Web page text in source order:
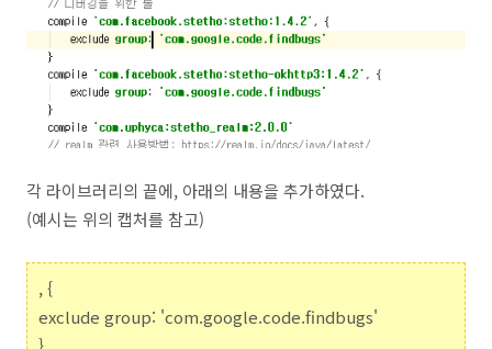
각 라이브러리의 끝에, 아래의 내용을 추가하였다.
(예시는 위의 캡처를 참고)
, {
exclude group: 'com.google.code.findbugs'